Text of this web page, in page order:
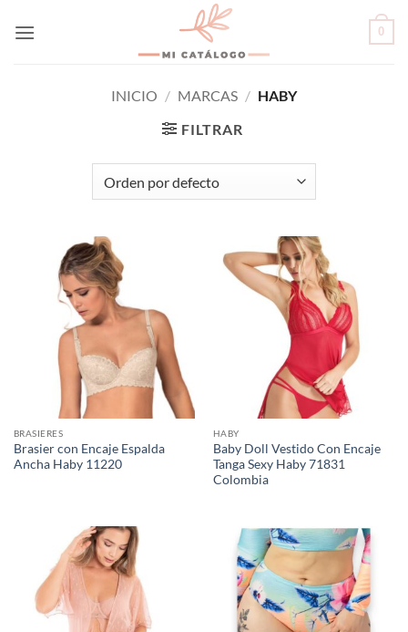
0
INICIO / MARCAS / HABY
FILTRAR
BRASIERES
Brasier con Encaje Espalda
Ancha Haby 11220
HABY
Baby Doll Vestido Con Encaje
Tanga Sexy Haby 71831
Colombia